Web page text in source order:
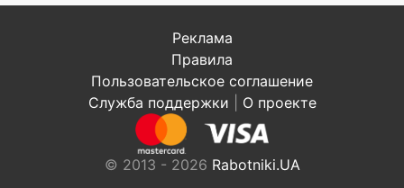
Реклама
Правила
Пользовательское соглашение
Служба поддержки
О проекте
© 2013 - 2026 Rabotniki.UA